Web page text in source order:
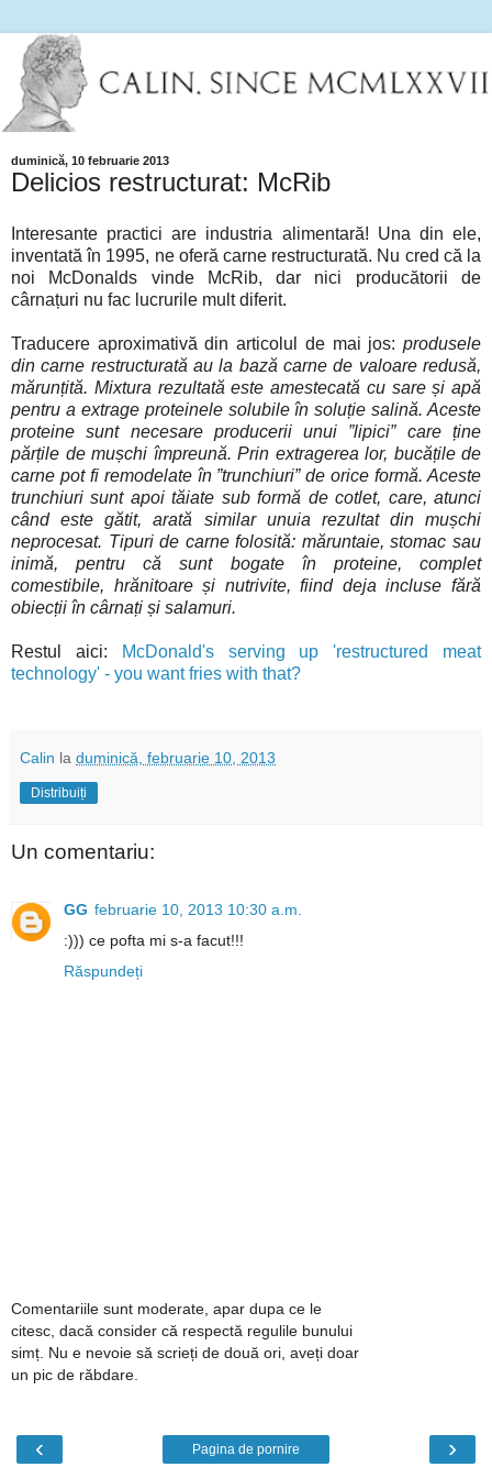
duminică, 10 februarie 2013
Delicios restructurat: McRib
Interesante practici are industria alimentară! Una din ele,
inventată în 1995, ne oferă carne restructurată. Nu cred că la
noi McDonalds vinde McRib, dar nici producătorii de
cârnațuri nu fac lucrurile mult diferit.
Traducere aproximativă din articolul de mai jos: produsele
din carne restructurată au la bază carne de valoare redusă,
mărunțită. Mixtura rezultată este amestecată cu sare și apă
pentru a extrage proteinele solubile în soluție salină. Aceste
proteine sunt necesare producerii unui ”lipici” care ține
părțile de mușchi împreună. Prin extragerea lor, bucățile de
carne pot fi remodelate în ”trunchiuri” de orice formă. Aceste
trunchiuri sunt apoi tăiate sub formă de cotlet, care, atunci
când este gătit, arată similar unuia rezultat din mușchi
neprocesat. Tipuri de carne folosită: măruntaie, stomac sau
inimă, pentru că sunt bogate în proteine, complet
comestibile, hrănitoare și nutrivite, fiind deja incluse fără
obiecții în cârnați și salamuri.
Restul aici:
McDonald's serving up 'restructured meat
technology' - you want fries with that?
Calin la duminică, februarie 10, 2013
Distribuiți
Un comentariu:
GG februarie 10, 2013 10:30 a.m.
:))) ce pofta mi s-a facut!!!
Răspundeți
Comentariile sunt moderate, apar dupa ce le
citesc, dacă consider că respectă regulile bunului
simț. Nu e nevoie să scrieți de două ori, aveți doar
un pic de răbdare.
‹ ›
Pagina de pornire